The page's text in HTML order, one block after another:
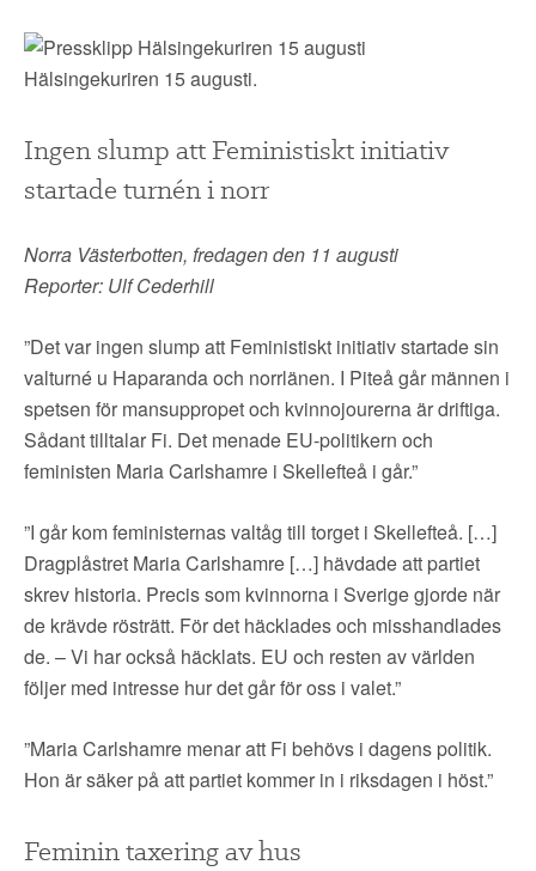
Hälsingekuriren 15 augusti.
Ingen slump att Feministiskt initiativ
startade turnén i norr
Norra Västerbotten, fredagen den 11 augusti
Reporter: Ulf Cederhill
”Det var ingen slump att Feministiskt initiativ startade sin
valturné u Haparanda och norrlänen. I Piteå går männen i
spetsen för mansuppropet och kvinnojourerna är driftiga.
Sådant tilltalar Fi. Det menade EU-politikern och
feministen Maria Carlshamre i Skellefteå i går.”
”I går kom feministernas valtåg till torget i Skellefteå. […]
Dragplåstret Maria Carlshamre […] hävdade att partiet
skrev historia. Precis som kvinnorna i Sverige gjorde när
de krävde rösträtt. För det häcklades och misshandlades
de. – Vi har också häcklats. EU och resten av världen
följer med intresse hur det går för oss i valet.”
”Maria Carlshamre menar att Fi behövs i dagens politik.
Hon är säker på att partiet kommer in i riksdagen i höst.”
Feminin taxering av hus